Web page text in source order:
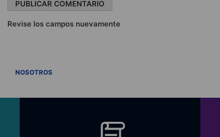
Revise los campos nuevamente
NOSOTROS